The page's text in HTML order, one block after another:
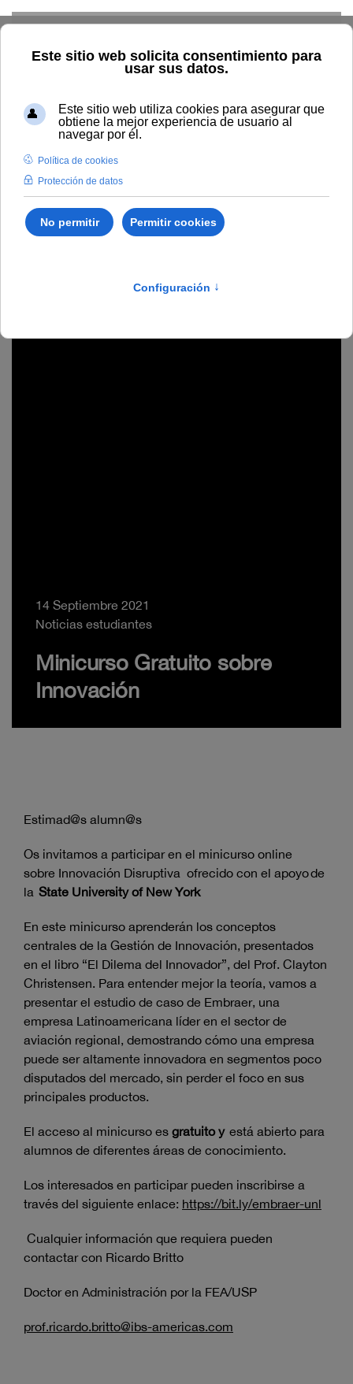
14 Septiembre 2021
Noticias estudiantes
Minicurso Gratuito sobre
Innovación
Estimad@s alumn@s
Os invitamos a participar en el minicurso online
sobre Innovación Disruptiva ofrecido con el apoyo de
la State University of New York
En este minicurso aprenderán los conceptos
centrales de la Gestión de Innovación, presentados
en el libro “El Dilema del Innovador”, del Prof. Clayton
Christensen. Para entender mejor la teoría, vamos a
presentar el estudio de caso de Embraer, una
empresa Latinoamericana líder en el sector de
aviación regional, demostrando cómo una empresa
puede ser altamente innovadora en segmentos poco
disputados del mercado, sin perder el foco en sus
principales productos.
El acceso al minicurso es gratuito y está abierto para
alumnos de diferentes áreas de conocimiento.
Los interesados en participar pueden inscribirse a
través del siguiente enlace: https://bit.ly/embraer-unl
Cualquier información que requiera pueden
contactar con Ricardo Britto
Doctor en Administración por la FEA/USP
prof.ricardo.britto@ibs-americas.com